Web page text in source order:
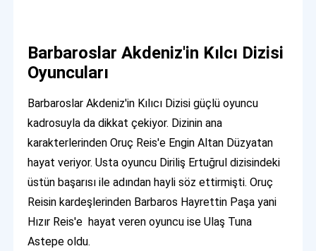
Barbaroslar Akdeniz'in Kılcı Dizisi
Oyuncuları
Barbaroslar Akdeniz'in Kılıcı Dizisi güçlü oyuncu
kadrosuyla da dikkat çekiyor. Dizinin ana
karakterlerinden Oruç Reis'e Engin Altan Düzyatan
hayat veriyor. Usta oyuncu Diriliş Ertuğrul dizisindeki
üstün başarısı ile adından hayli söz ettirmişti. Oruç
Reisin kardeşlerinden Barbaros Hayrettin Paşa yani
Hızır Reis'e hayat veren oyuncu ise Ulaş Tuna
Astepe oldu.